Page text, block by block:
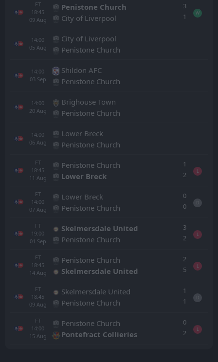
FT
18:45
09 Aug
Penistone Church
City of Liverpool
3
1
W
14:00
05 Aug
City of Liverpool
Penistone Church
14:00
03 Sep
Shildon AFC
Penistone Church
14:00
20 Aug
Brighouse Town
Penistone Church
14:00
06 Aug
Lower Breck
Penistone Church
FT
18:45
11 Aug
Penistone Church
Lower Breck
1
2
L
FT
14:00
07 Aug
Lower Breck
Penistone Church
0
0
D
FT
19:00
01 Sep
Skelmersdale United
Penistone Church
3
2
L
FT
18:45
14 Aug
Penistone Church
Skelmersdale United
2
5
L
FT
18:45
09 Aug
Skelmersdale United
Penistone Church
1
1
D
FT
14:00
15 Aug
Penistone Church
Pontefract Collieries
0
2
L